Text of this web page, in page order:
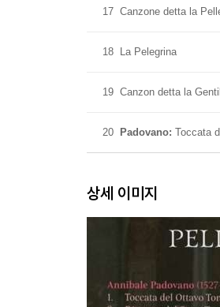
17 Canzone detta la
18 La Pelegrina
19 Canzon detta la
20 Padovano: Toccata
상세 이미지